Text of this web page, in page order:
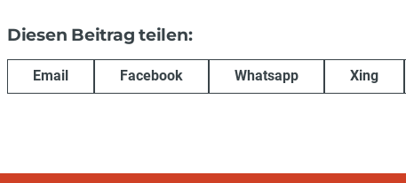
Diesen Beitrag teilen:
Email Facebook Whatsapp Xing